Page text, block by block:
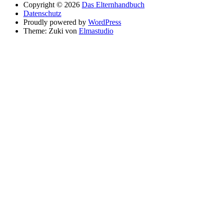
Copyright © 2026 Das Elternhandbuch
Datenschutz
Proudly powered by WordPress
Theme: Zuki von Elmastudio